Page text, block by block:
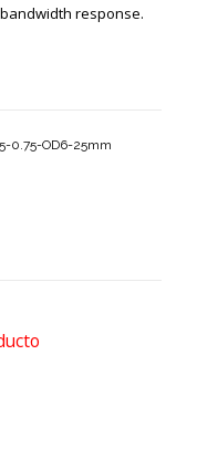
response.
0.75-OD6-25mm